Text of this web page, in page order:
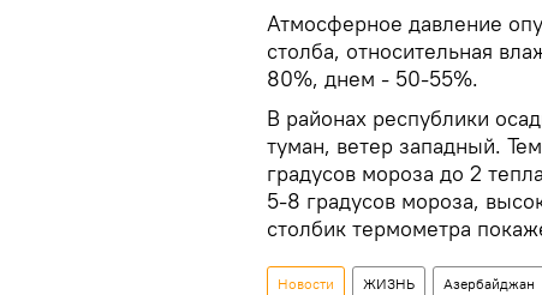
Атмосферное давление
столба, относительная
80%, днем - 50-55%.
В районах республики
туман, ветер западный.
градусов мороза до 2
5-8 градусов мороза,
столбик термометра
Новости ЖИЗНЬ Азербайджан